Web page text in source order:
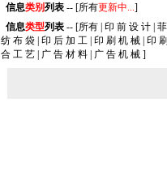
信息类别列表 -- [所有更新中...]
信息类型列表 -- [所有 印 前 设 计
纺 布 袋 印 后 加 工 印 刷 机 械 印
合 工 艺
广 告 材 料 广 告 机 械 ]